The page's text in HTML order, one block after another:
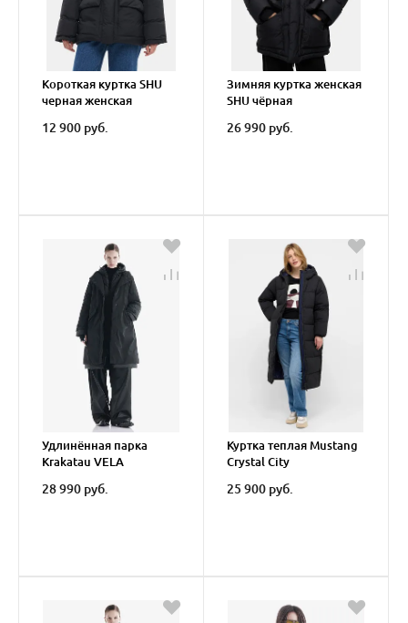
Короткая куртка SHU
черная женская
12 900 руб.
Зимняя куртка женская
SHU чёрная
26 990 руб.
Удлинённая парка
Krakatau VELA
28 990 руб.
Куртка теплая Mustang
Crystal City
25 900 руб.